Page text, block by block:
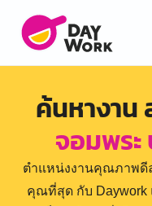
ค้นหางาน
จอมพระ
ตำแหน่งงานคุณภาพดี
คุณที่สุด กับ